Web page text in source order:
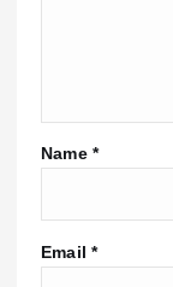
Name *
Email *